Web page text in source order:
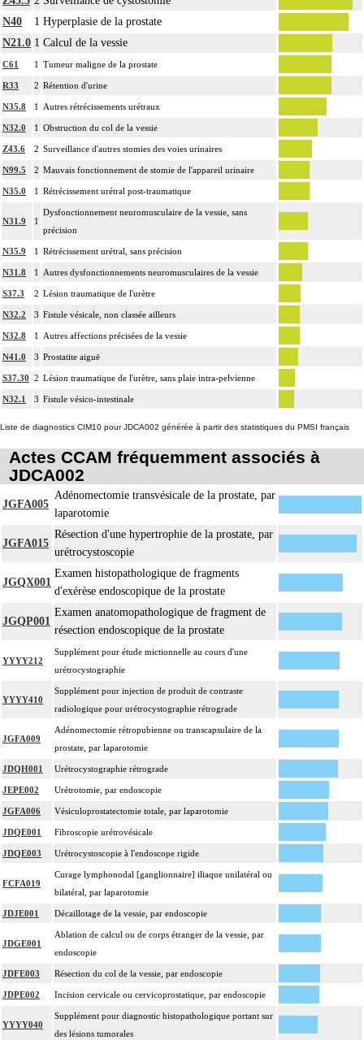
N40
1 Hyperplasie de la prostate
N21.0 1 Calcul de la vessie
C61 1 Tumeur maligne de la prostate
R33 2 Rétention d'urine
N35.8 1 Autres rétrécissements urétraux
N32.0 1 Obstruction du col de la vessie
Z43.6 2 Surveillance d'autres stomies des voies urinaires
N99.5 2 Mauvais fonctionnement de stomie de l'appareil urinaire
N35.0 1 Rétrécissement urétral post-traumatique
N31.9 1
Dysfonctionnement neuromusculaire de la vessie, sans
précision
N35.9 1 Rétrécissement urétral, sans précision
N31.8 1 Autres dysfonctionnements neuromusculaires de la vessie
S37.3 2 Lésion traumatique de l'urètre
N32.2 3 Fistule vésicale, non classée ailleurs
N32.8 1 Autres affections précisées de la vessie
N41.0 3 Prostatite aiguë
S37.30 2 Lésion traumatique de l'urètre, sans plaie intra-pelvienne
N32.1 3 Fistule vésico-intestinale
Liste de diagnostics CIM10 pour JDCA002 générée à partir des statistiques du PMSI français
Actes CCAM fréquemment associés à
JDCA002
JGFA005
Adénomectomie transvésicale de la prostate, par
laparotomie
JGFA015
Résection d'une hypertrophie de la prostate, par
urétrocystoscopie
JGQX001
Examen histopathologique de fragments
d'exérèse endoscopique de la prostate
JGQP001
Examen anatomopathologique de fragment de
résection endoscopique de la prostate
YYYY212
Supplément pour étude mictionnelle au cours d'une
urétrocystographie
YYYY410
Supplément pour injection de produit de contraste
radiologique pour urétrocystographie rétrograde
JGFA009
Adénomectomie rétropubienne ou transcapsulaire de la
prostate, par laparotomie
JDQH001 Urétrocystographie rétrograde
JEPE002 Urétrotomie, par endoscopie
JGFA006 Vésiculoprostatectomie totale, par laparotomie
JDQE001 Fibroscopie urétrovésicale
JDQE003 Urétrocystoscopie à l'endoscope rigide
FCFA019
Curage lymphonodal [ganglionnaire] iliaque unilatéral ou
bilatéral, par laparotomie
JDJE001 Décaillotage de la vessie, par endoscopie
JDGE001
Ablation de calcul ou de corps étranger de la vessie, par
endoscopie
JDFE003 Résection du col de la vessie, par endoscopie
JDPE002 Incision cervicale ou cervicoprostatique, par endoscopie
YYYY040
Supplément pour diagnostic histopathologique portant sur
des lésions tumorales